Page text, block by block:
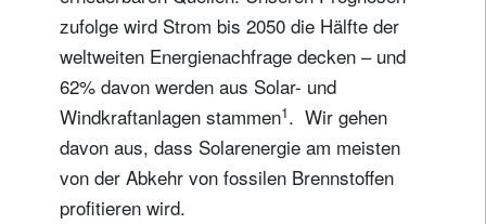
zufolge wird Strom bis 2050 die Hälfte der
weltweiten Energienachfrage decken – und
62% davon werden aus Solar- und
Windkraftanlagen stammen1. Wir gehen
davon aus, dass Solarenergie am meisten
von der Abkehr von fossilen Brennstoffen
profitieren wird.